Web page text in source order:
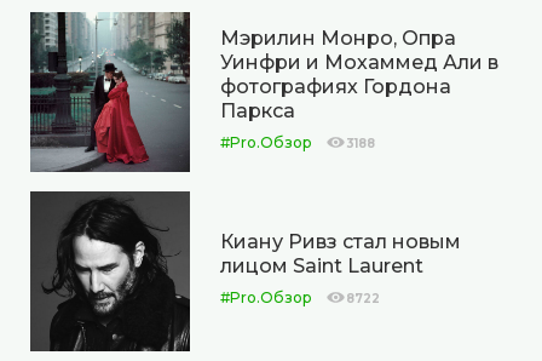
Мэрилин Монро, Опра
Уинфри и Мохаммед Али в
фотографиях Гордона
Паркса
#Pro.Обзор 3188
Киану Ривз стал новым
лицом Saint Laurent
#Pro.Обзор 8722